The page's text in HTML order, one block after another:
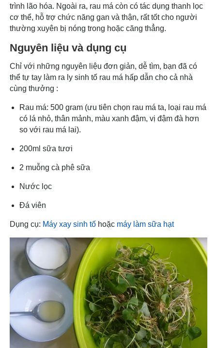
trình lão hóa. Ngoài ra, rau má còn có tác dụng thanh lọc
cơ thể, hỗ trợ chức năng gan và thận, rất tốt cho người
thường xuyên bị nóng trong hoặc căng thẳng.
Nguyên liệu và dụng cụ
Chỉ với những nguyên liệu đơn giản, dễ tìm, bạn đã có
thể tự tay làm ra ly sinh tố rau má hấp dẫn cho cả nhà
cùng thưởng :
Rau má: 500 gram (ưu tiên chọn rau má ta, loại rau má
có lá nhỏ, thân mảnh, màu xanh đậm, vị đậm đà hơn
so với rau má lai).
200ml sữa tươi
2 muỗng cà phê sữa
Nước lọc
Đá viên
Dụng cụ: Máy xay sinh tố hoặc máy làm sữa hạt